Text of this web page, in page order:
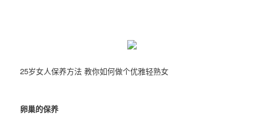
25岁女人保养方法 教你如何做个优雅轻熟女
卵巢的保养